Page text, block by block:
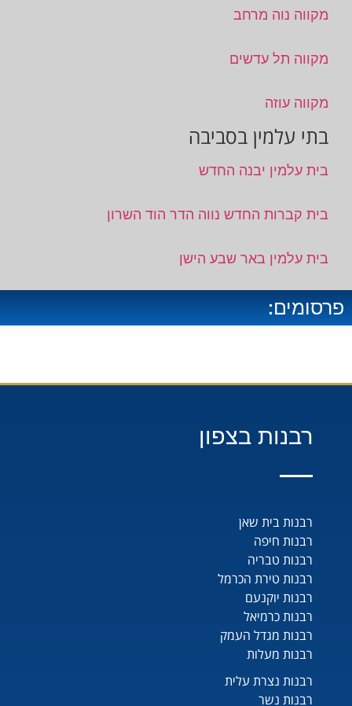
מקווה נוה מרחב
מקווה תל עדשים
מקווה עוזה
בתי עלמין בסביבה
בית עלמין יבנה החדש
בית קברות החדש נווה הדר הוד השרון
בית עלמין באר שבע הישן
פרסומים:
רבנות בצפון
רבנות בית שאן
רבנות חיפה
רבנות טבריה
רבנות טירת הכרמל
רבנות יוקנעם
רבנות כרמיאל
רבנות מגדל העמק
רבנות מעלות
רבנות נצרת עלית
רבנות נשר